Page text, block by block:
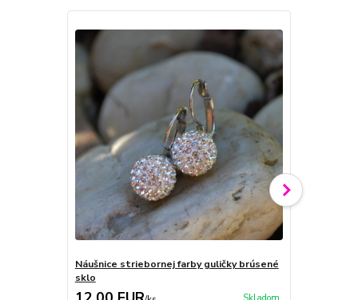
Náušnice striebornej farby guličky brúsené
sklo